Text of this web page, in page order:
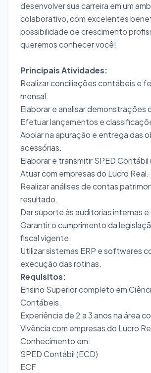
desenvolver sua carreira em um
colaborativo, com excelentes
possibilidade de crescimento
queremos conhecer você!
Principais Atividades:
Realizar conciliações contábeis e
mensal.
Elaborar e analisar demonstrações
Efetuar lançamentos e
Apoiar na apuração e entrega das
acessórias.
Elaborar e transmitir SPED Contábil
Atuar com empresas do Lucro Real.
Realizar análises de contas
resultado.
Dar suporte às auditorias internas
Garantir o cumprimento da
fiscal vigente.
Utilizar sistemas ERP e softwares
execução das rotinas.
Requisitos:
Ensino Superior completo em
Contábeis.
Experiência de 2 a 3 anos na área
Vivência com empresas do Lucro
Conhecimento em:
SPED Contábil (ECD)
ECF